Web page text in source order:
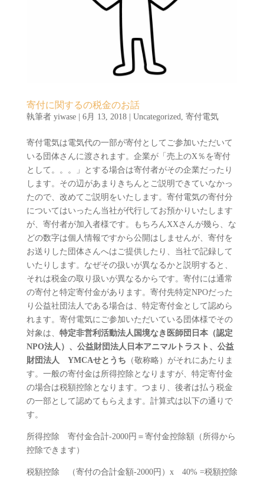
寄付に関するの税金のお話
執筆者 yiwase| 6月 13, 2018| Uncategorized 寄付電気
寄付電気は電気代の一部が寄付としてご参加いただいて
いる団体さんに渡されます。企業が「売上のX％を寄付
として。。。」とする場合は寄付者がその企業だったり
します。その辺があまりきちんとご説明できていなかっ
たので、改めてご説明をいたします。寄付電気の寄付分
についてはいったん当社が代行してお預かりいたします
が、寄付者が加入者様です。もちろんXXさんが幾ら、な
どの数字は個人情報ですから公開はしませんが、寄付を
お送りした団体さんへはご提供したり、当社で記録して
いたりします。なぜその扱いが異なるかと説明すると、
それは税金の取り扱いが異なるからです。寄付には通常
の寄付と特定寄付金があります。寄付先特定NPOだった
り公益社団法人である場合は、特定寄付金として認めら
れます。寄付電気にご参加いただいている団体様でその
対象は、 特定非営利活動法人国境なき医師団日本（認定
NPO法人）、公益財団法人日本アニマルトラスト、公益
財団法人 YMCAせとうち （敬称略）がそれにあたりま
す。一般の寄付金は所得控除となりますが、特定寄付金
の場合は税額控除となります。つまり、後者は払う税金
の一部として認めてもらえます。計算式は以下の通りで
す。
所得控除 寄付金合計‐2000円＝寄付金控除額（所得から
控除できます）
税額控除 （寄付の合計金額‐2000円）x 40% =税額控除